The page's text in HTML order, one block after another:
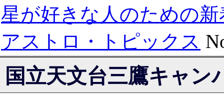
星が好きな人のための新
アストロ・トピックス
国立天文台三鷹キャン